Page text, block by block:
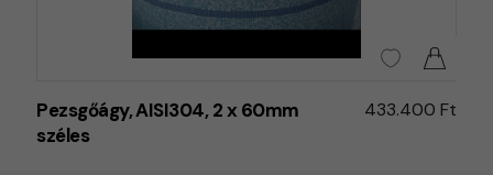
Pezsgőágy, AISI304, 2 x 60mm
széles
433.400 Ft